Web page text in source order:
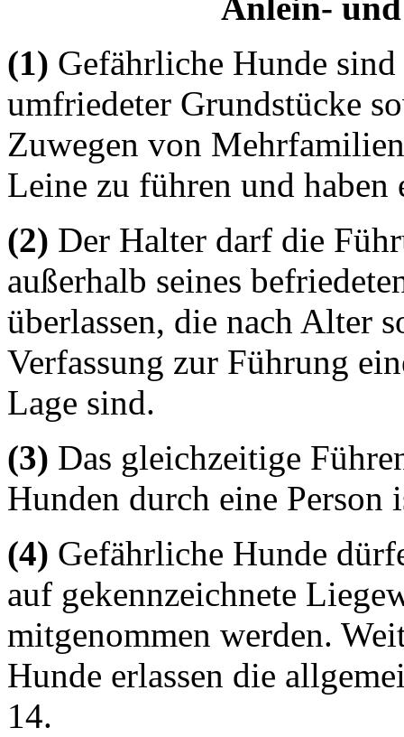
Anlein-
(1) Gefährliche Hunde
umfriedeter Grundstücke
Zuwegen von
Leine zu führen und
(2) Der Halter darf die
außerhalb seines
überlassen, die nach Alter
Verfassung zur Führung
Lage sind.
(3) Das gleichzeitige
Hunden durch eine Person
(4) Gefährliche Hunde
auf gekennzeichnete
mitgenommen werden.
Hunde erlassen die
14.